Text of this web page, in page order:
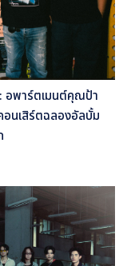
อพาร์ตเมนต์คุณป้า
อนเสิร์ตฉลองอัลบั้ม